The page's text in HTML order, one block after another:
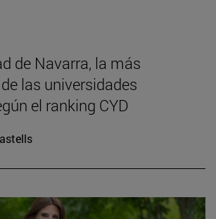
de Navarra, la más
las universidades
el ranking CYD